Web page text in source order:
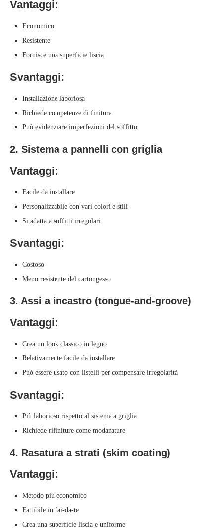
Vantaggi:
Economico
Resistente
Fornisce una superficie liscia
Svantaggi:
Installazione laboriosa
Richiede competenze di finitura
Può evidenziare imperfezioni del soffitto
2. Sistema a pannelli con griglia
Vantaggi:
Facile da installare
Personalizzabile con vari colori e stili
Si adatta a soffitti irregolari
Svantaggi:
Costoso
Meno resistente del cartongesso
3. Assi a incastro (tongue-and-groove)
Vantaggi:
Crea un look classico in legno
Relativamente facile da installare
Può essere usato con listelli per compensare irregolarità
Svantaggi:
Più laborioso rispetto al sistema a griglia
Richiede rifiniture come modanature
4. Rasatura a strati (skim coating)
Vantaggi:
Metodo più economico
Fattibile in fai-da-te
Crea una superficie liscia e uniforme